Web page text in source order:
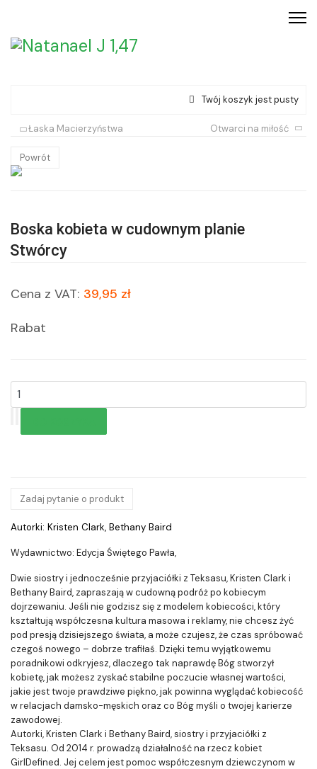
Twój koszyk jest pusty
Łaska Macierzyństwa Otwarci na miłość
Powrót
Boska kobieta w cudownym planie
Stwórcy
Cena z VAT: 39,95 zł
Rabat
Zadaj pytanie o produkt
Autorki: Kristen Clark, Bethany Baird
Wydawnictwo: Edycja Świętego Pawła,
Dwie siostry i jednocześnie przyjaciółki z Teksasu, Kristen Clark i
Bethany Baird, zapraszają w cudowną podróż po kobiecym
dojrzewaniu. Jeśli nie godzisz się z modelem kobiecości, który
kształtują współczesna kultura masowa i reklamy, nie chcesz żyć
pod presją dzisiejszego świata, a może czujesz, że czas spróbować
czegoś nowego – dobrze trafiłaś. Dzięki temu wyjątkowemu
poradnikowi odkryjesz, dlaczego tak naprawdę Bóg stworzył
kobietę, jak możesz zyskać stabilne poczucie własnej wartości,
jakie jest twoje prawdziwe piękno, jak powinna wyglądać kobiecość
w relacjach damsko-męskich oraz co Bóg myśli o twojej karierze
zawodowej.
Autorki, Kristen Clark i Bethany Baird, siostry i przyjaciółki z
Teksasu. Od 2014 r. prowadzą działalność na rzecz kobiet
GirlDefined. Jej celem jest pomoc współczesnym dziewczynom w